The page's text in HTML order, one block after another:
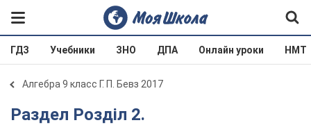
ГДЗ Учебники ЗНО ДПА Онлайн уроки НМТ
Алгебра 9 класс Г. П. Бевз 2017
Раздел Розділ 2.